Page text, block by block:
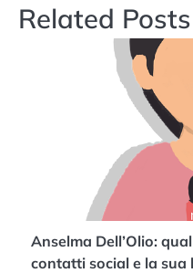
Related Posts
Anselma Dell’Olio:
contatti social e la sua